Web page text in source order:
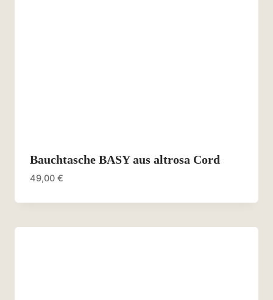
Bauchtasche BASY aus altrosa Cord
49,00 €